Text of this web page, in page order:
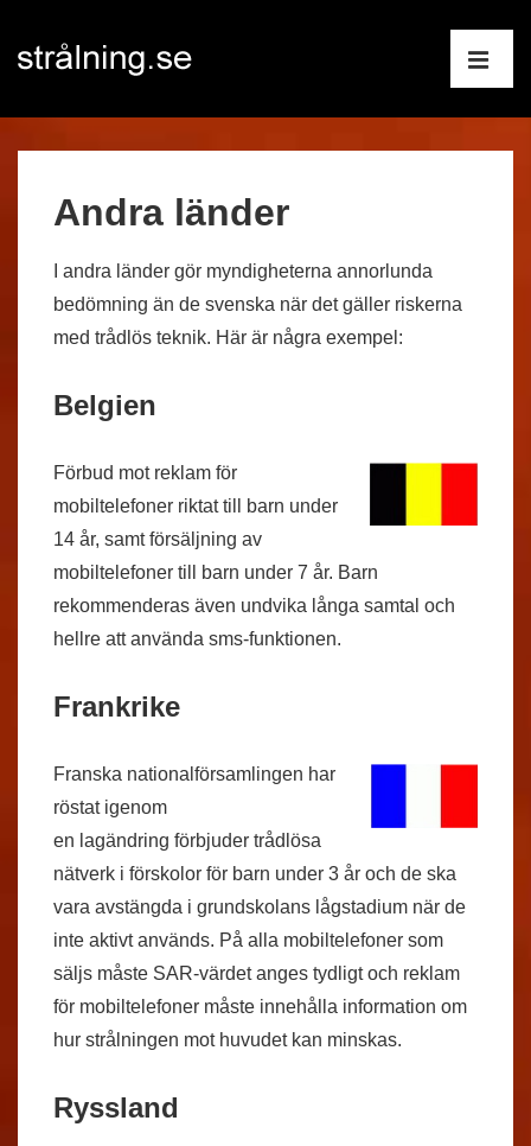
Hoppa
huvudinnehåll
Andra länder
I andra länder gör myndigheterna annorlunda
bedömning än de svenska när det gäller riskerna
med trådlös teknik. Här är några exempel:
Belgien
Förbud mot reklam för
mobiltelefoner riktat till barn under
14 år, samt försäljning av
mobiltelefoner till barn under 7 år. Barn
rekommenderas även undvika långa samtal och
hellre att använda sms-funktionen.
Frankrike
Franska nationalförsamlingen har
röstat igenom
en lagändring förbjuder trådlösa
nätverk i förskolor för barn under 3 år och de ska
vara avstängda i grundskolans lågstadium när de
inte aktivt används. På alla mobiltelefoner som
säljs måste SAR-värdet anges tydligt och reklam
för mobiltelefoner måste innehålla information om
hur strålningen mot huvudet kan minskas.
Ryssland